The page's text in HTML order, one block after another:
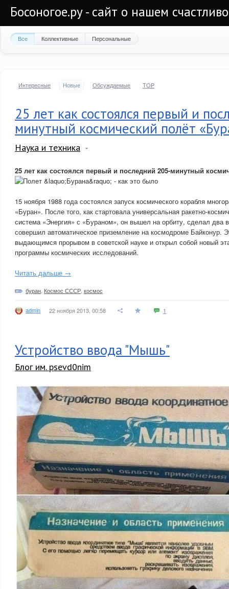
Босоногое.ру - сайт о нашем
Все Коллективные Персональные
Интересные Новые Обсуждаемые TOP
25 лет как состоялся первый и
минутный космический полёт
Наука и техника
25 лет как состоялся первый и последний 205-минутный
15 ноября 1988 года состоялся запуск космического корабля
«Буран». После того, как стартовала универсальная ракетно-
система «Энергия» с «Бураном», он вышел на орбиту, сделал два
совершил автоматическое приземление на космодроме Байконур.
выдающимся прорывом в советской науке и открыл собой новый
программы космических исследований.
Читать дальше →
буран Космос СССР космос
admin 22 ноября 2013, 00:58 1
Устройство ввода "Мышь"
Блог им. psevd0nim